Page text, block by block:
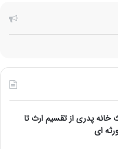
الارث خانه پدری از تقسیم ارث تا
ای